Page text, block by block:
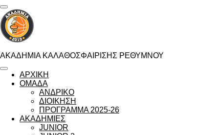
Skip
to
main
content
ΑΚΑΔΗΜΙΑ ΚΑΛΑΘΟΣΦΑΙΡΙΣΗΣ ΡΕΘΥΜΝΟΥ
ΑΡΧΙΚΗ
ΟΜΑΔΑ
ΑΝΔΡΙΚΟ
ΔΙΟΙΚΗΣΗ
ΠΡΟΓΡΑΜΜΑ 2025-26
ΑΚΑΔΗΜΙΕΣ
JUNIOR